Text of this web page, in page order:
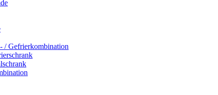
/ Gefrierkombination